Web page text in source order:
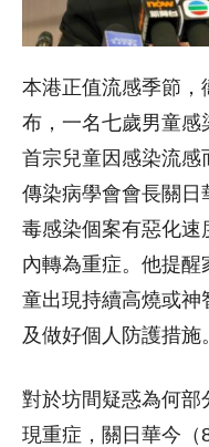
本港正值流感季節，
布，一名七歲男童
首宗兒童因感染流
傳染病學會會長關日
毒感染個案有惡化速
內轉為重症。他提
童出現持續高燒或神
及做好個人防護措施。
對於坊間疑惑為何部
現重症，關日華今